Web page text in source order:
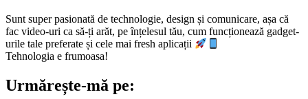
Sunt super pasionată de technologie, design și comunicare, așa că
fac video-uri ca să-ți arăt, pe înțelesul tău, cum funcționează gadget-
urile tale preferate și cele mai fresh aplicații
Tehnologia e frumoasa!
Urmărește-mă pe: